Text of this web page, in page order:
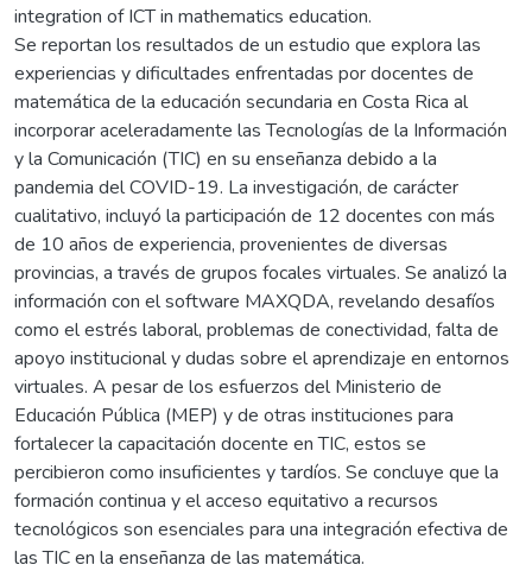
integration of ICT in mathematics education.
Se reportan los resultados de un estudio que explora las
experiencias y dificultades enfrentadas por docentes de
matemática de la educación secundaria en Costa Rica al
incorporar aceleradamente las Tecnologías de la Información
y la Comunicación (TIC) en su enseñanza debido a la
pandemia del COVID-19. La investigación, de carácter
cualitativo, incluyó la participación de 12 docentes con más
de 10 años de experiencia, provenientes de diversas
provincias, a través de grupos focales virtuales. Se analizó la
información con el software MAXQDA, revelando desafíos
como el estrés laboral, problemas de conectividad, falta de
apoyo institucional y dudas sobre el aprendizaje en entornos
virtuales. A pesar de los esfuerzos del Ministerio de
Educación Pública (MEP) y de otras instituciones para
fortalecer la capacitación docente en TIC, estos se
percibieron como insuficientes y tardíos. Se concluye que la
formación continua y el acceso equitativo a recursos
tecnológicos son esenciales para una integración efectiva de
las TIC en la enseñanza de las matemática.